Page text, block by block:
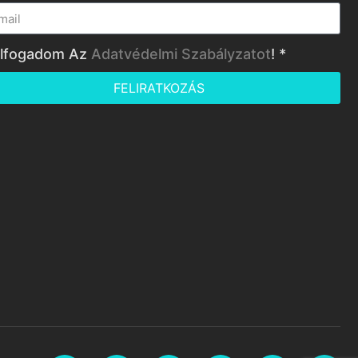
Az Adatvédelmi Szabályzatot! *
FELIRATKOZÁS